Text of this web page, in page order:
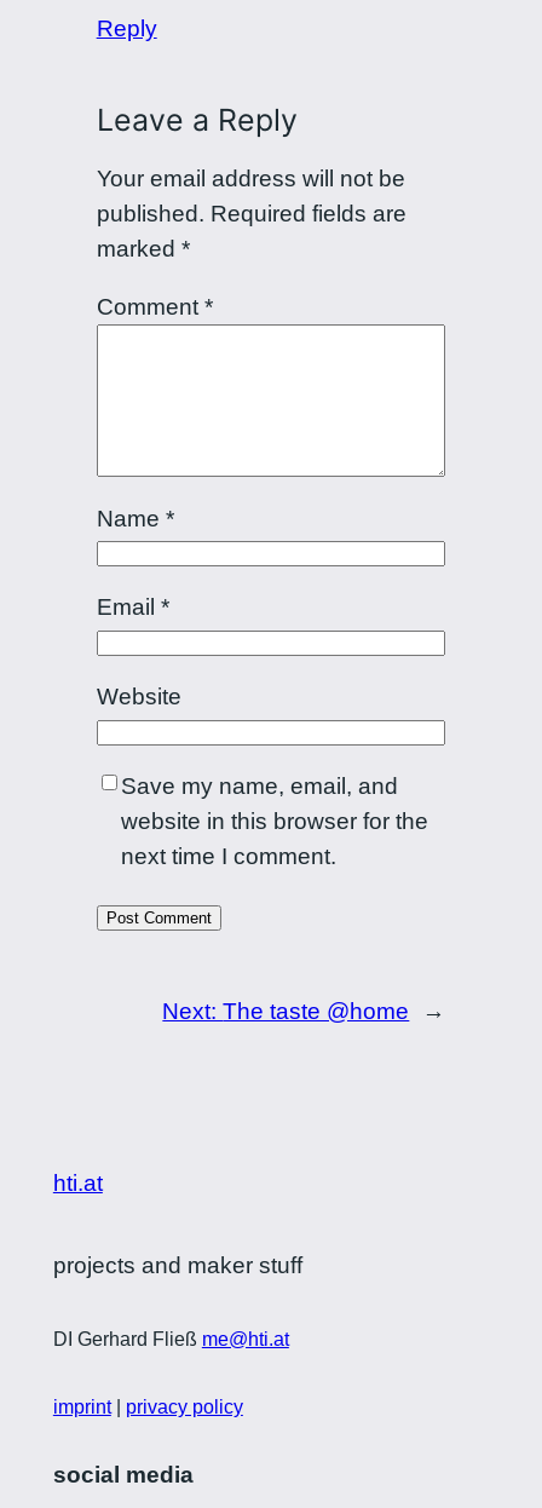
Reply
Leave a Reply
Your email address will not be
published. Required fields are
marked *
Comment *
Name *
Email *
Website
Save my name, email, and
website in this browser for the
next time I comment.
Next:The taste @home →
hti.at
projects and maker stuff
DI Gerhard Fließ me@hti.at
imprint| privacy policy
social media